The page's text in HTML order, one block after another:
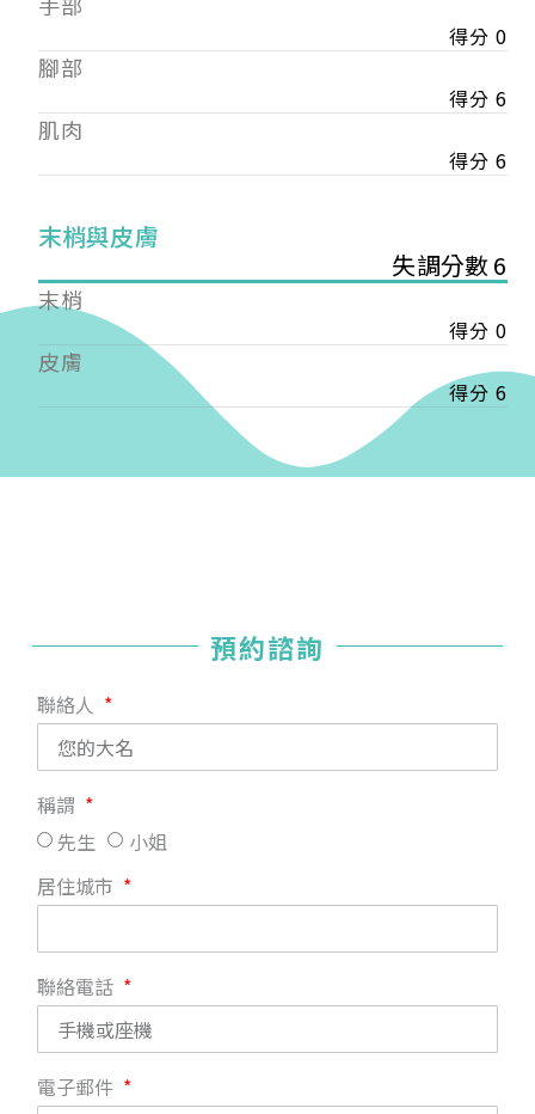
得分 0
腳部
得分 6
肌肉
得分 6
末梢與皮膚
失調分數 6
末梢
得分 0
皮膚
得分 6
預約諮詢
聯絡人
稱謂
先生
小姐
居住城市
聯絡電話
電子郵件
會審核通過後即通知您進行繳費，繳費資訊如下
【會費】
個人會員:
入會費新臺幣1200元，於會員入會時繳納；常年會
費1200元，於每年度繳納。
費3000元，於每年度繳納。
戶名: 社團法人台灣自律神經健康培訓暨發展協會
帳號: 003-03-501566-2
銀行: (013) 國泰世華 南京東路分行